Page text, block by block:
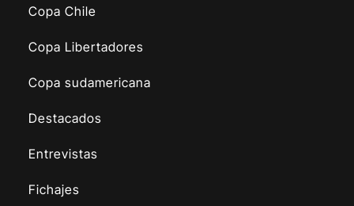
Copa Chile
Copa Libertadores
Copa sudamericana
Destacados
Entrevistas
Fichajes